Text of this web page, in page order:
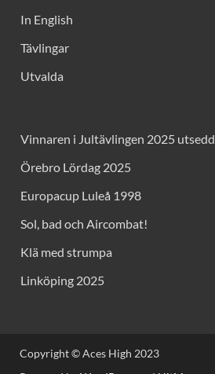
In English
Tävlingar
Utvalda
Vinnaren i Jultävlingen 2025 utsedd
Örebro Lördag 2025
Europacup Luleå 1998
Sol, bad och Aircombat!
Klä med strumpa
Linköping 2025
Copyright © Aces High 2023